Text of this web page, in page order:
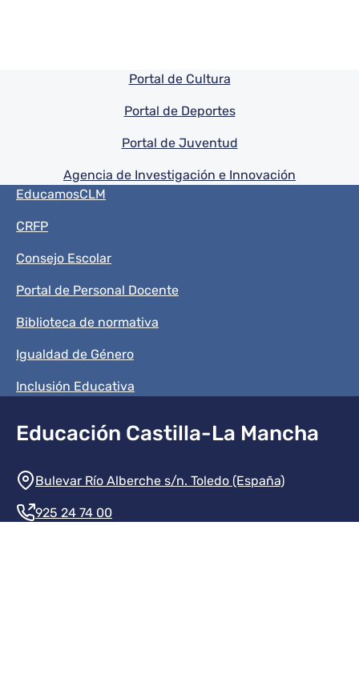
Pie de pagina información
Portal de Cultura
Portal de Deportes
Portal de Juventud
Agencia de Investigación e Innovación
Menú del pie
EducamosCLM
CRFP
Consejo Escolar
Portal de Personal Docente
Biblioteca de normativa
Igualdad de Género
Inclusión Educativa
Educación Castilla-La Mancha
Información de la institución
Bulevar Río Alberche s/n. Toledo (España)
925 24 74 00